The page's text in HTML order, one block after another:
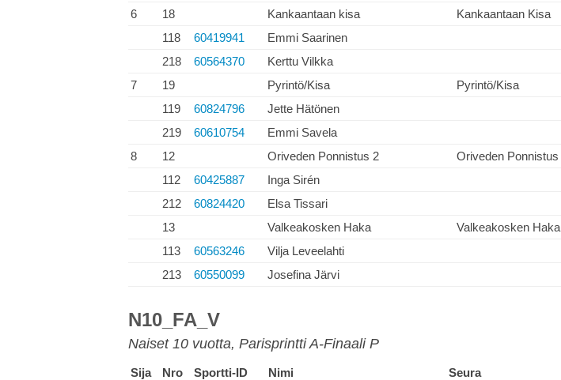
6
18 Kankaantaan kisa Kankaantaan Kisa
118
60419941 Emmi Saarinen
218
60564370 Kerttu Vilkka
7
19 Pyrintö/Kisa Pyrintö/Kisa
119
60824796 Jette Hätönen
219
60610754 Emmi Savela
8
12 Oriveden Ponnistus 2 Oriveden Ponnistus
112
60425887 Inga Sirén
212
60824420 Elsa Tissari
13
Valkeakosken Haka Valkeakosken Haka
113
60563246 Vilja Leveelahti
213
60550099 Josefina Järvi
N10_FA_V
Naiset 10 vuotta, Parisprintti A-Finaali P
Sija Nro Sportti-ID Nimi Seura